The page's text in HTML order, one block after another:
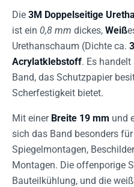
Die 3M Doppelseitige
ist ein 0,8 mm dickes, Weiß
Urethanschaum (Dichte ca.
Acrylatklebstoff. Es
Band, das Schutzpapier
Scherfestigkeit bietet.
Mit einer Breite 19 mm und
sich das Band besonders
Spiegelmontagen,
Montagen. Die offenporige
Bauteilkühlung, und die